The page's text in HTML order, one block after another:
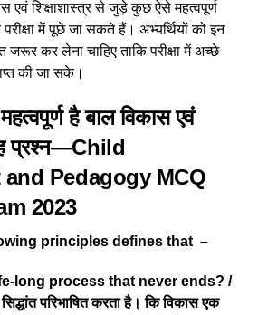
एवं शिक्षाशास्त्र से जुड़े कुछ ऐसे महत्वपूर्ण
में पूछे जा सकते हैं। अभ्यर्थियों को इन
जरूर कर लेना चाहिए ताकि परीक्षा में अच्छे
की जा सके।
महत्वपूर्ण है बाल विकास एवं
प्रश्न—Child
Pedagogy MCQ
2023
principles defines that –
long process that never ends? /
परिभाषित करता है। कि विकास एक